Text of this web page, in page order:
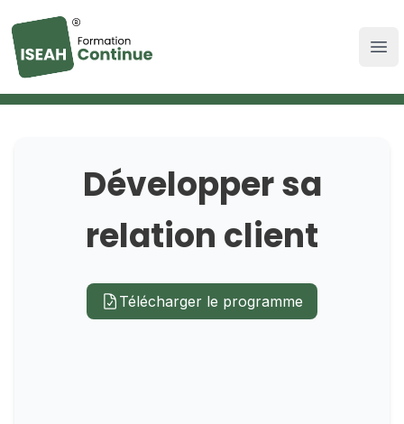
Développer sa
relation client
Télécharger le programme
Devenez un
professionnel qualifié
Cette formation permet de développer des
compétences d’accueil et de relation client, de